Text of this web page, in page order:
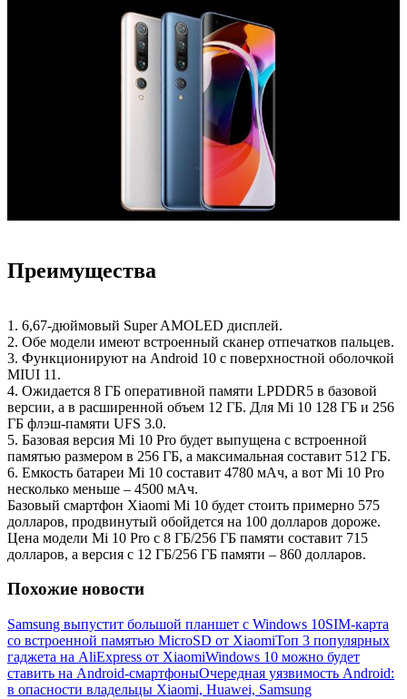
Преимущества
1. 6,67-дюймовый Super AMOLED дисплей.
2. Обе модели имеют встроенный сканер отпечатков пальцев.
3. Функционируют на Android 10 с поверхностной оболочкой
MIUI 11.
4. Ожидается 8 ГБ оперативной памяти LPDDR5 в базовой
версии, а в расширенной объем 12 ГБ. Для Mi 10 128 ГБ и 256
ГБ флэш-памяти UFS 3.0.
5. Базовая версия Mi 10 Pro будет выпущена с встроенной
памятью размером в 256 ГБ, а максимальная составит 512 ГБ.
6. Емкость батареи Mi 10 составит 4780 мАч, а вот Mi 10 Pro
несколько меньше – 4500 мАч.
Базовый смартфон Xiaomi Mi 10 будет стоить примерно 575
долларов, продвинутый обойдется на 100 долларов дороже.
Цена модели Mi 10 Pro с 8 ГБ/256 ГБ памяти составит 715
долларов, а версия с 12 ГБ/256 ГБ памяти – 860 долларов.
Похожие новости
Samsung выпустит большой планшет с Windows 10SIM-карта
со встроенной памятью MicroSD от XiaomiТоп 3 популярных
гаджета на AliExpress от XiaomiWindows 10 можно будет
ставить на Android-смартфоныОчередная уязвимость Android:
в опасности владельцы Xiaomi, Huawei, Samsung